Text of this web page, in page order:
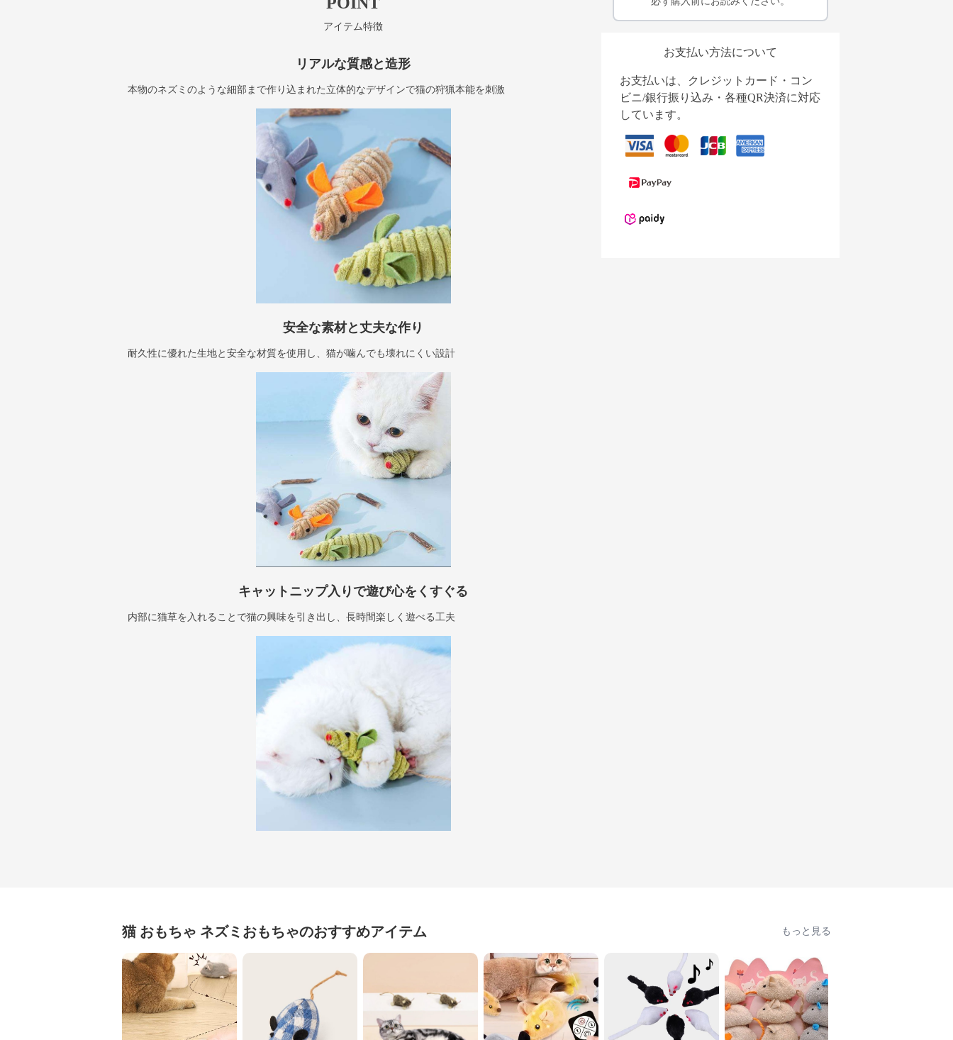
アイテム特徴
リアルな質感と造形
本物のネズミのような細部まで作り込まれた立体的なデザインで猫の狩猟本能を刺激
安全な素材と丈夫な作り
耐久性に優れた生地と安全な材質を使用し、猫が噛んでも壊れにくい設計
キャットニップ入りで遊び心をくすぐる
内部に猫草を入れることで猫の興味を引き出し、長時間楽しく遊べる工夫
お支払い方法について
お支払いは、クレジットカード・コン
ビニ/銀行振り込み・各種QR決済に対応
しています。
猫 おもちゃ ネズミおもちゃのおすすめアイテム もっと見る